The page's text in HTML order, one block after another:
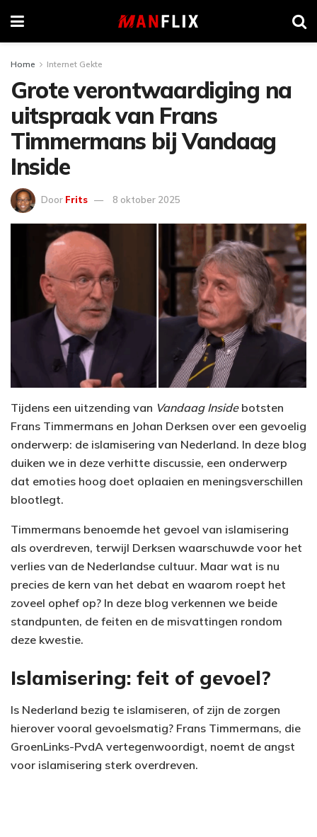
Home Internet Gekte
Grote verontwaardiging na
uitspraak van Frans
Timmermans bij Vandaag
Inside
Door Frits 8 oktober 2025
Tijdens een uitzending van Vandaag Insidebotsten
Frans Timmermans en Johan Derksen over een gevoelig
onderwerp: de islamisering van Nederland. In deze blog
duiken we in deze verhitte discussie, een onderwerp
dat emoties hoog doet oplaaien en meningsverschillen
blootlegt.
Timmermans benoemde het gevoel van islamisering
als overdreven, terwijl Derksen waarschuwde voor het
verlies van de Nederlandse cultuur. Maar wat is nu
precies de kern van het debat en waarom roept het
zoveel ophef op? In deze blog verkennen we beide
standpunten, de feiten en de misvattingen rondom
deze kwestie.
Islamisering: feit of gevoel?
Is Nederland bezig te islamiseren, of zijn de zorgen
hierover vooral gevoelsmatig? Frans Timmermans, die
GroenLinks-PvdA vertegenwoordigt, noemt de angst
voor islamisering sterk overdreven.